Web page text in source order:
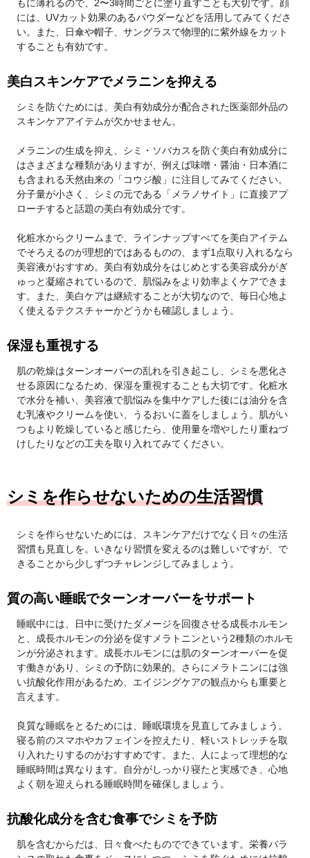
もに薄れるので、2〜3時間ごとに塗り直すことも大切です。顔
には、UVカット効果のあるパウダーなどを活用してみてくださ
い。また、日傘や帽子、サングラスで物理的に紫外線をカット
することも有効です。
美白スキンケアでメラニンを抑える
シミを防ぐためには、美白有効成分が配合された医薬部外品の
スキンケアアイテムが欠かせません。
メラニンの生成を抑え、シミ・ソバカスを防ぐ美白有効成分に
はさまざまな種類がありますが、例えば味噌・醤油・日本酒に
も含まれる天然由来の「コウジ酸」に注目してみてください。
分子量が小さく、シミの元である「メラノサイト」に直接アプ
ローチすると話題の美白有効成分です。
化粧水からクリームまで、ラインナップすべてを美白アイテム
でそろえるのが理想的ではあるものの、まず1点取り入れるなら
美容液がおすすめ。美白有効成分をはじめとする美容成分がぎ
ゅっと凝縮されているので、肌悩みをより効率よくケアできま
す。また、美白ケアは継続することが大切なので、毎日心地よ
く使えるテクスチャーかどうかも確認しましょう。
保湿も重視する
肌の乾燥はターンオーバーの乱れを引き起こし、シミを悪化さ
せる原因になるため、保湿を重視することも大切です。化粧水
で水分を補い、美容液で肌悩みを集中ケアした後には油分を含
む乳液やクリームを使い、うるおいに蓋をしましょう。肌がい
つもより乾燥していると感じたら、使用量を増やしたり重ねづ
けしたりなどの工夫を取り入れてみてください。
シミを作らせないための生活習慣
シミを作らせないためには、スキンケアだけでなく日々の生活
習慣も見直しを。いきなり習慣を変えるのは難しいですが、で
きることから少しずつチャレンジしてみましょう。
質の高い睡眠でターンオーバーをサポート
睡眠中には、日中に受けたダメージを回復させる成長ホルモン
と、成長ホルモンの分泌を促すメラトニンという2種類のホルモ
ンが分泌されます。成長ホルモンには肌のターンオーバーを促
す働きがあり、シミの予防に効果的。さらにメラトニンには強
い抗酸化作用があるため、エイジングケアの観点からも重要と
言えます。
良質な睡眠をとるためには、睡眠環境を見直してみましょう。
寝る前のスマホやカフェインを控えたり、軽いストレッチを取
り入れたりするのがおすすめです。また、人によって理想的な
睡眠時間は異なります。自分がしっかり寝たと実感でき、心地
よく朝を迎えられる睡眠時間を確保しましょう。
抗酸化成分を含む食事でシミを予防
肌を含むからだは、日々食べたものでできています。栄養バラ